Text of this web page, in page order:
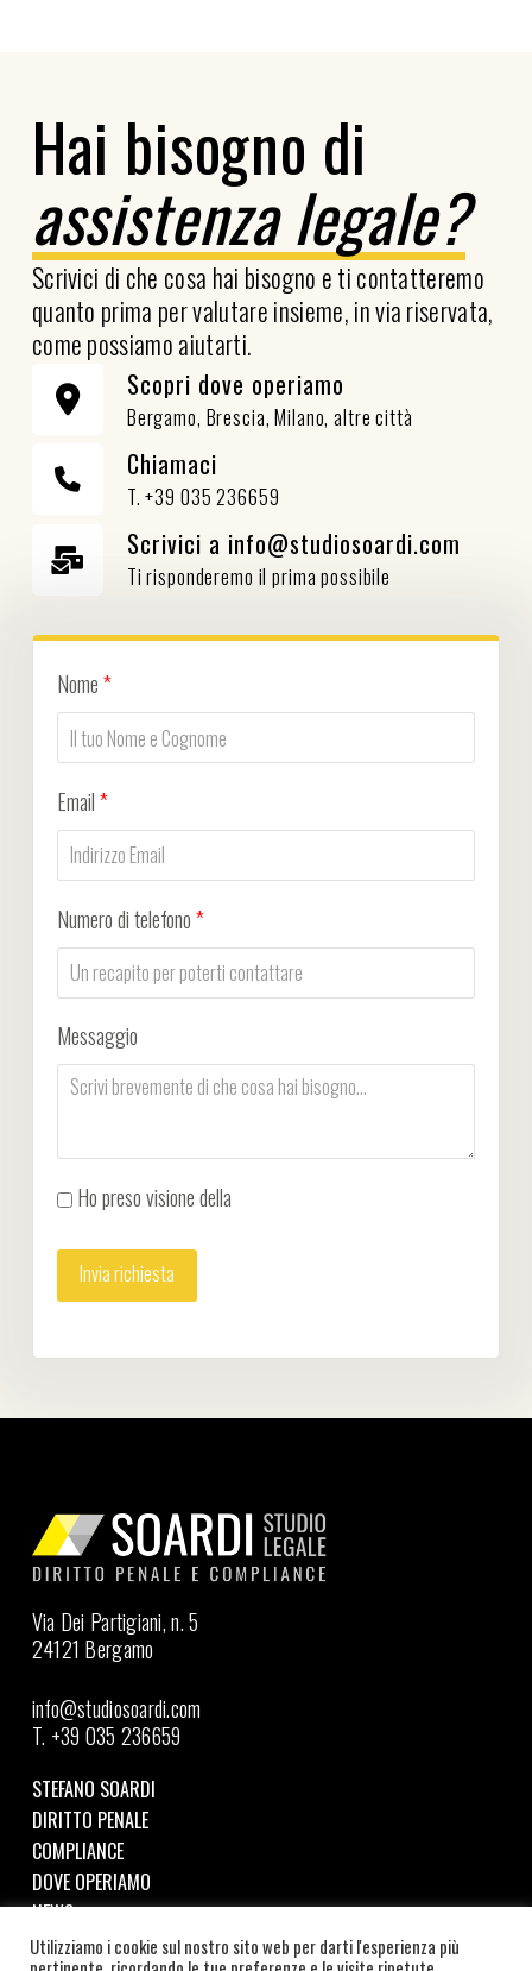
Hai bisogno di
assistenza legale?
Scrivici di che cosa hai bisogno e ti contatteremo
quanto prima per valutare insieme, in via riservata,
come possiamo aiutarti.
Scopri dove operiamo
Bergamo, Brescia, Milano, altre città
Chiamaci
T. +39 035 236659
Scrivici a info@studiosoardi.com
Ti risponderemo il prima possibile
Nome*
Email*
Numero di telefono*
Messaggio
Ho preso visione della
Via Dei Partigiani, n. 5
24121 Bergamo
info@studiosoardi.com
T. +39 035 236659
STEFANO SOARDI
DIRITTO PENALE
COMPLIANCE
DOVE OPERIAMO
NEWS
Utilizziamo i cookie sul nostro sito web per darti l'esperienza più